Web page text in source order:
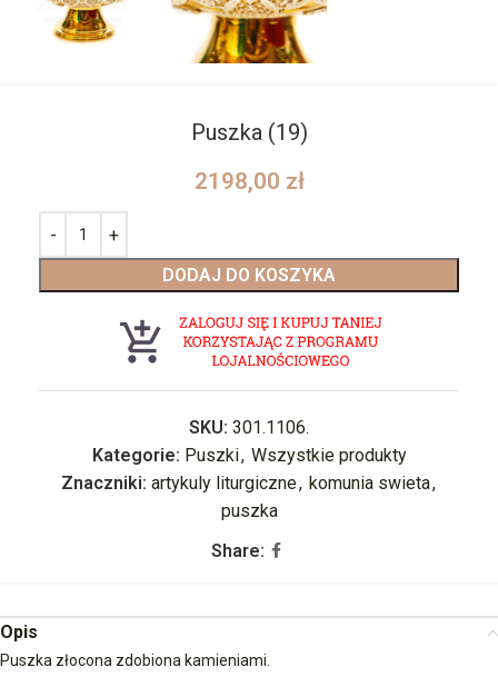
Puszka (19)
2198,00 zł
DODAJ DO KOSZYKA
SKU: 301.1106.
Kategorie: Puszki, Wszystkie produkty
Znaczniki: artykuly liturgiczne, komunia swieta,
puszka
Share:
Opis
Puszka złocona zdobiona kamieniami.